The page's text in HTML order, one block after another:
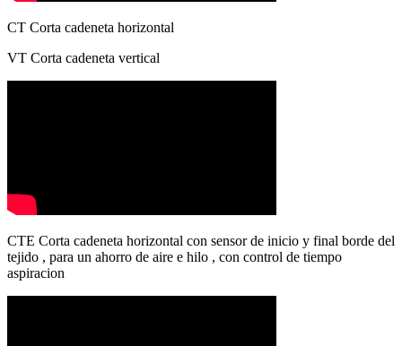
CT Corta cadeneta horizontal
VT Corta cadeneta vertical
CTE Corta cadeneta horizontal con sensor de inicio y final borde del
tejido , para un ahorro de aire e hilo , con control de tiempo
aspiracion